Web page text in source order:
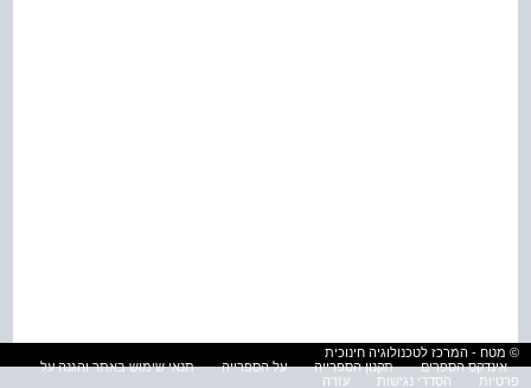
© מטח - המרכז לטכנולוגיה חינוכית
אינדקס הספרים
תקנון הספרייה על הספרייה
תנאי שימוש באתר והגנה על
פרטיות
הסדרי נגישות עזרה